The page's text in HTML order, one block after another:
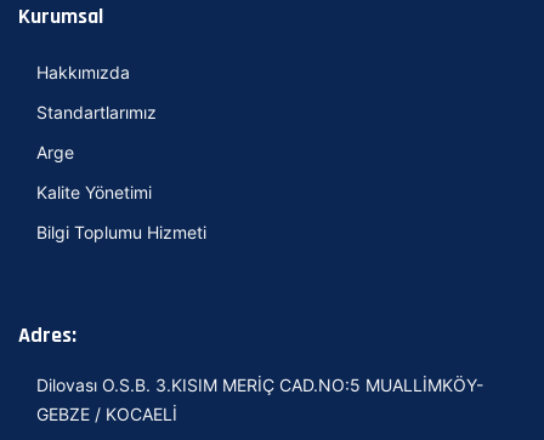
Kurumsal
Hakkımızda
Standartlarımız
Arge
Kalite Yönetimi
Bilgi Toplumu Hizmeti
Adres:
Dilovası O.S.B. 3.KISIM MERİÇ CAD.NO:5 MUALLİMKÖY-
GEBZE / KOCAELİ